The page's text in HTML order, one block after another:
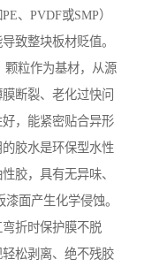
、PVDF或SMP）
致整块板材贬值。
颗粒作为基材，从源
断裂、老化过快问
，能紧密贴合异形
胶水是环保型水性
胶，具有无异味、
面产生化学侵蚀。
折时保护膜不脱
松剥离、绝不残胶